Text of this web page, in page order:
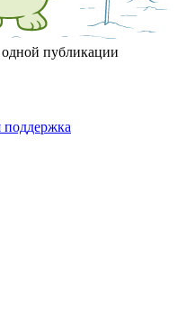
публикации
поддержка